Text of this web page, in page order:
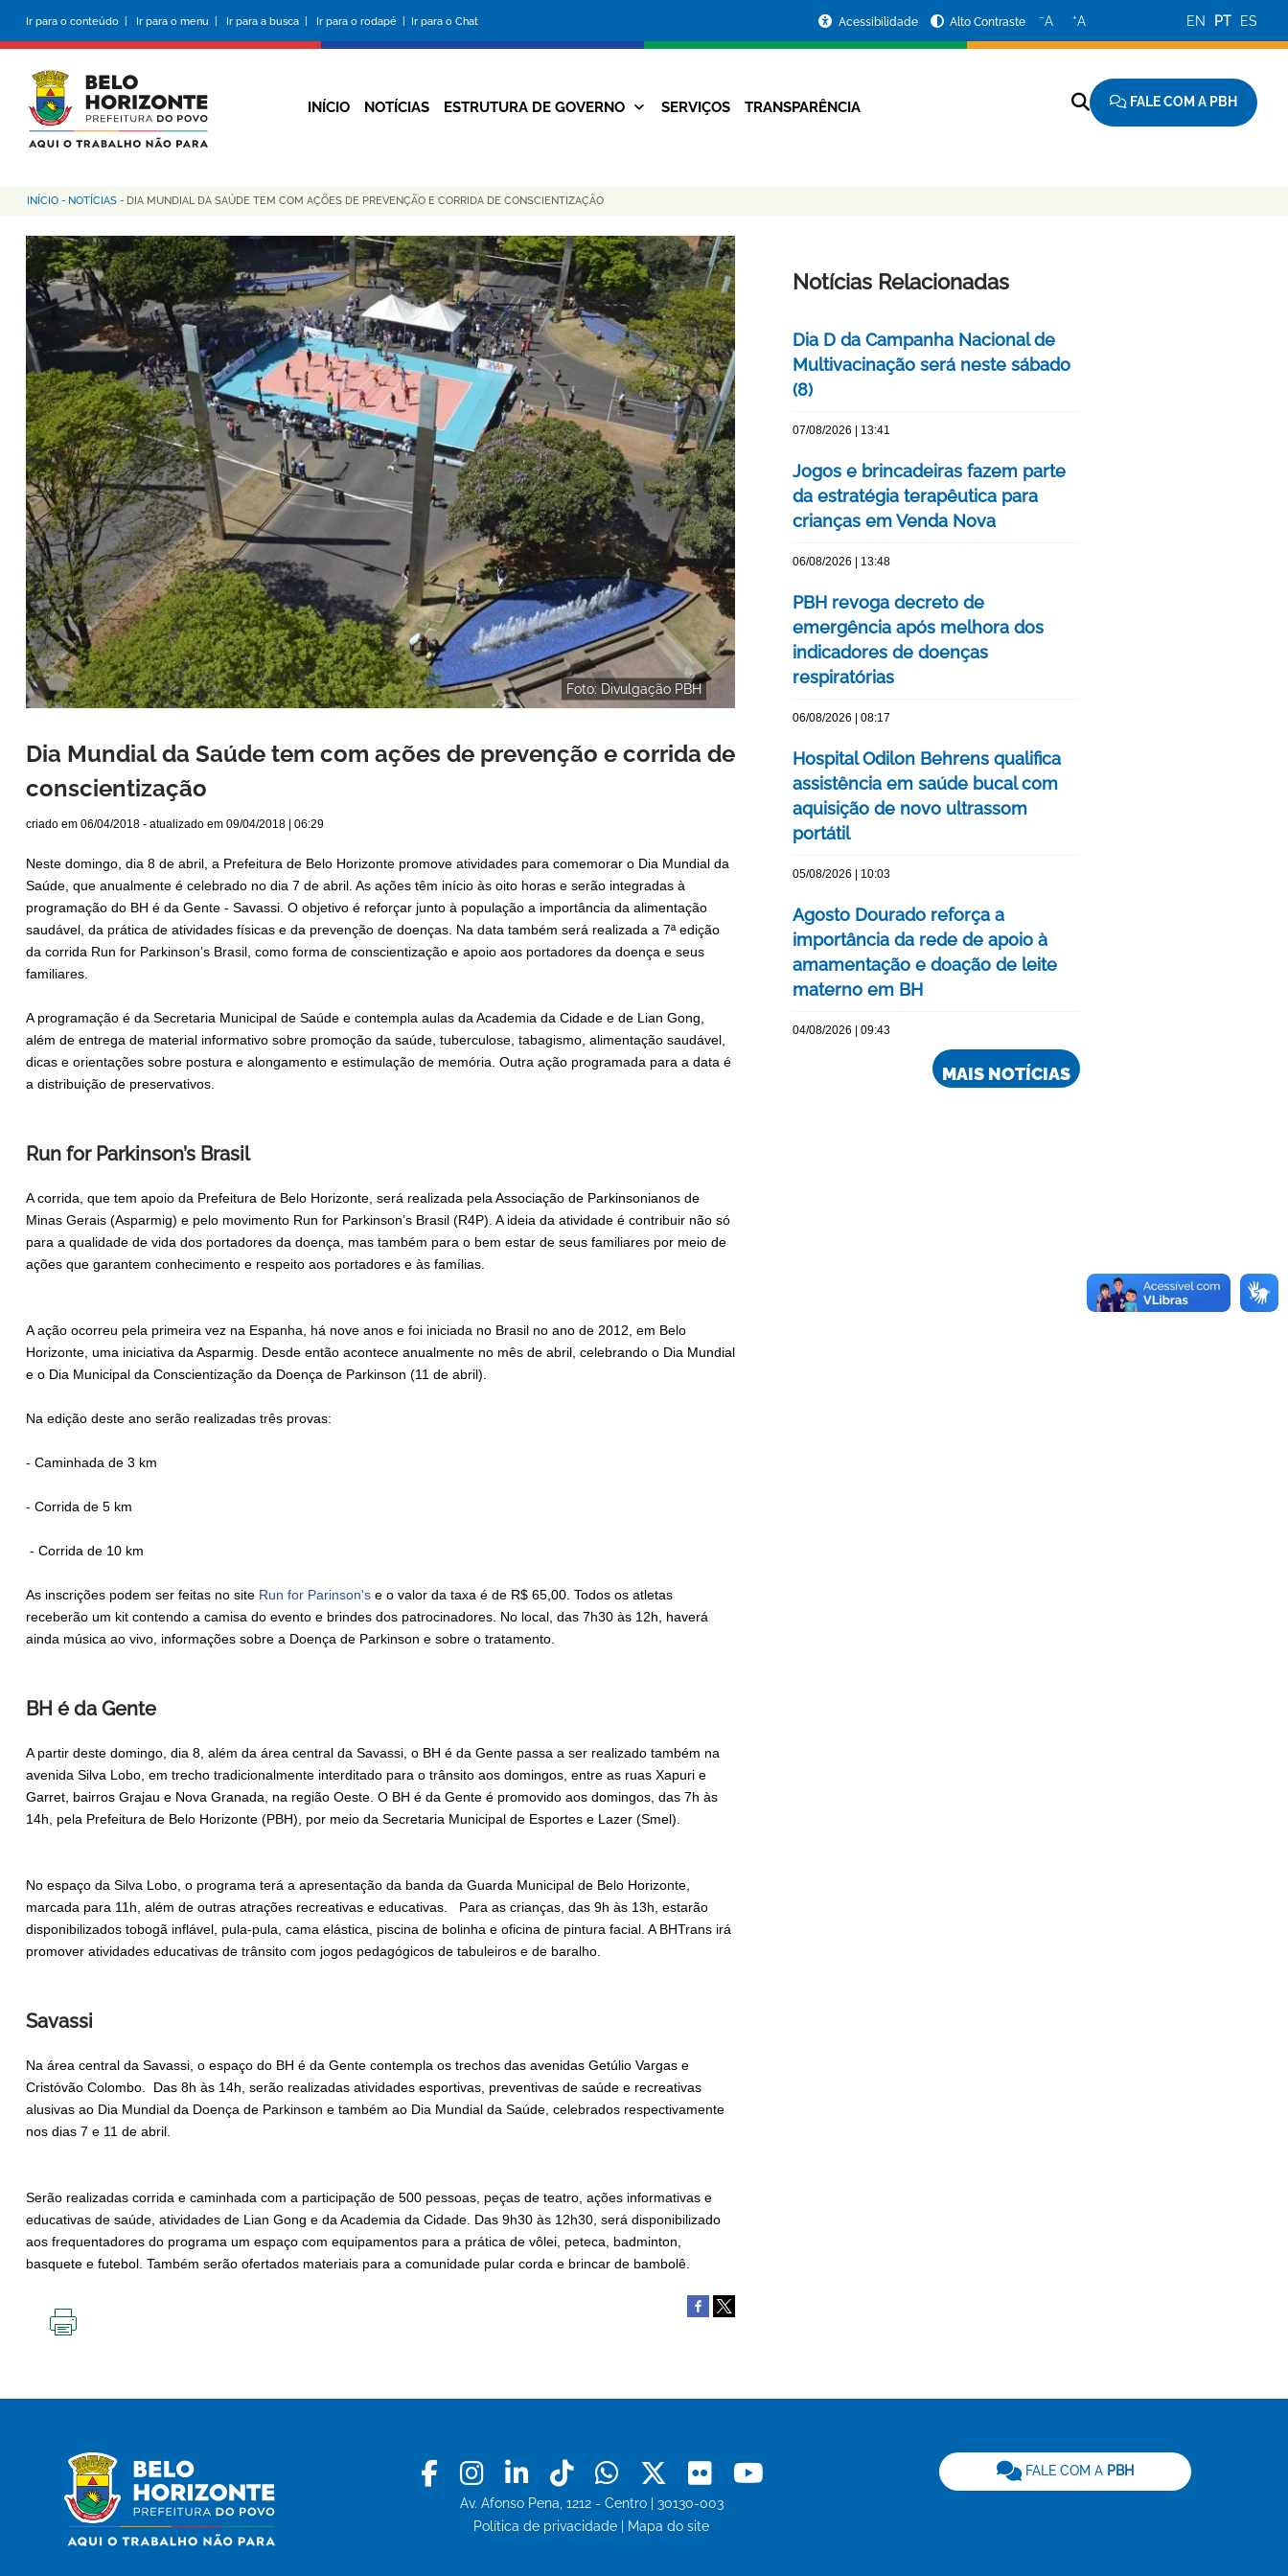
conteúdo
principal
Ir para o conteúdo | Ir para o menu | Ir para a busca | Ir para o rodapé | Ir para o Chat
da
Prefeitura
Acessibilidade Alto Contraste −A +A EN PT ES
Navegação
INÍCIO NOTÍCIAS ESTRUTURA DE GOVERNO SERVIÇOS TRANSPARÊNCIA FALE COM A PBH
Trilha
de
navegação
INÍCIO - NOTÍCIAS - DIA MUNDIAL DA SAÚDE TEM COM AÇÕES DE PREVENÇÃO E CORRIDA DE CONSCIENTIZAÇÃO
Foto: Divulgação PBH
Dia Mundial da Saúde tem com ações de prevenção e corrida de
conscientização
criado em 06/04/2018 - atualizado em 09/04/2018 | 06:29
Neste domingo, dia 8 de abril, a Prefeitura de Belo Horizonte promove atividades para comemorar o Dia Mundial da
Saúde, que anualmente é celebrado no dia 7 de abril. As ações têm início às oito horas e serão integradas à
programação do BH é da Gente - Savassi. O objetivo é reforçar junto à população a importância da alimentação
saudável, da prática de atividades físicas e da prevenção de doenças. Na data também será realizada a 7ª edição
da corrida Run for Parkinson’s Brasil, como forma de conscientização e apoio aos portadores da doença e seus
familiares.
A programação é da Secretaria Municipal de Saúde e contempla aulas da Academia da Cidade e de Lian Gong,
além de entrega de material informativo sobre promoção da saúde, tuberculose, tabagismo, alimentação saudável,
dicas e orientações sobre postura e alongamento e estimulação de memória. Outra ação programada para a data é
a distribuição de preservativos.
Run for Parkinson’s Brasil
A corrida, que tem apoio da Prefeitura de Belo Horizonte, será realizada pela Associação de Parkinsonianos de
Minas Gerais (Asparmig) e pelo movimento Run for Parkinson’s Brasil (R4P). A ideia da atividade é contribuir não só
para a qualidade de vida dos portadores da doença, mas também para o bem estar de seus familiares por meio de
ações que garantem conhecimento e respeito aos portadores e às famílias.
A ação ocorreu pela primeira vez na Espanha, há nove anos e foi iniciada no Brasil no ano de 2012, em Belo
Horizonte, uma iniciativa da Asparmig. Desde então acontece anualmente no mês de abril, celebrando o Dia Mundial
e o Dia Municipal da Conscientização da Doença de Parkinson (11 de abril).
Na edição deste ano serão realizadas três provas:
- Caminhada de 3 km
- Corrida de 5 km
- Corrida de 10 km
As inscrições podem ser feitas no site Run for Parinson's e o valor da taxa é de R$ 65,00. Todos os atletas
receberão um kit contendo a camisa do evento e brindes dos patrocinadores. No local, das 7h30 às 12h, haverá
ainda música ao vivo, informações sobre a Doença de Parkinson e sobre o tratamento.
BH é da Gente
A partir deste domingo, dia 8, além da área central da Savassi, o BH é da Gente passa a ser realizado também na
avenida Silva Lobo, em trecho tradicionalmente interditado para o trânsito aos domingos, entre as ruas Xapuri e
Garret, bairros Grajau e Nova Granada, na região Oeste. O BH é da Gente é promovido aos domingos, das 7h às
14h, pela Prefeitura de Belo Horizonte (PBH), por meio da Secretaria Municipal de Esportes e Lazer (Smel).
No espaço da Silva Lobo, o programa terá a apresentação da banda da Guarda Municipal de Belo Horizonte,
marcada para 11h, além de outras atrações recreativas e educativas. Para as crianças, das 9h às 13h, estarão
disponibilizados tobogã inflável, pula-pula, cama elástica, piscina de bolinha e oficina de pintura facial. A BHTrans irá
promover atividades educativas de trânsito com jogos pedagógicos de tabuleiros e de baralho.
Savassi
Na área central da Savassi, o espaço do BH é da Gente contempla os trechos das avenidas Getúlio Vargas e
Cristóvão Colombo. Das 8h às 14h, serão realizadas atividades esportivas, preventivas de saúde e recreativas
alusivas ao Dia Mundial da Doença de Parkinson e também ao Dia Mundial da Saúde, celebrados respectivamente
nos dias 7 e 11 de abril.
Serão realizadas corrida e caminhada com a participação de 500 pessoas, peças de teatro, ações informativas e
educativas de saúde, atividades de Lian Gong e da Academia da Cidade. Das 9h30 às 12h30, será disponibilizado
aos frequentadores do programa um espaço com equipamentos para a prática de vôlei, peteca, badminton,
basquete e futebol. Também serão ofertados materiais para a comunidade pular corda e brincar de bambolê.
Notícias Relacionadas
Dia D da Campanha Nacional de
Multivacinação será neste sábado
(8)
07/08/2026 | 13:41
Jogos e brincadeiras fazem parte
da estratégia terapêutica para
crianças em Venda Nova
06/08/2026 | 13:48
PBH revoga decreto de
emergência após melhora dos
indicadores de doenças
respiratórias
06/08/2026 | 08:17
Hospital Odilon Behrens qualifica
assistência em saúde bucal com
aquisição de novo ultrassom
portátil
05/08/2026 | 10:03
Agosto Dourado reforça a
importância da rede de apoio à
amamentação e doação de leite
materno em BH
04/08/2026 | 09:43
MAIS NOTÍCIAS
Facebook
Instagram
LinkedinTiktokWhatsapp
X Flickr
Av. Afonso Pena, 1212 - Centro | 30130-003
Política de privacidade
Mapa do site
FALE COM A PBH